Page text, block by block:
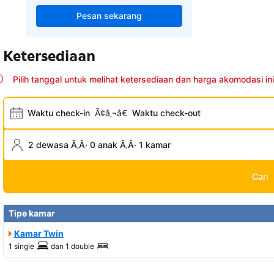
Pesan sekarang
Ketersediaan
Pilih tanggal untuk melihat ketersediaan dan harga akomodasi ini
Waktu check-in Ã¢â‚¬â€ Waktu check-out
2 dewasa Ã‚Â· 0 anak Ã‚Â· 1 kamar
Cari
Tipe kamar
Kamar Twin
1 single dan 1 double